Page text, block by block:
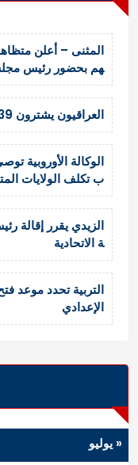
المثنى – أعلن
هم بحضور رئيس
العراقيون يشترون 539 عقاراً في تركيا خلال 6 أشهر
الوكالة الأوروبية
ب تكلف الولايات المتحدة نحو
الزيدي يقرر إقالة
ة الاتحادية
التربية تحدد موعد
الإعدادي
« يوليو